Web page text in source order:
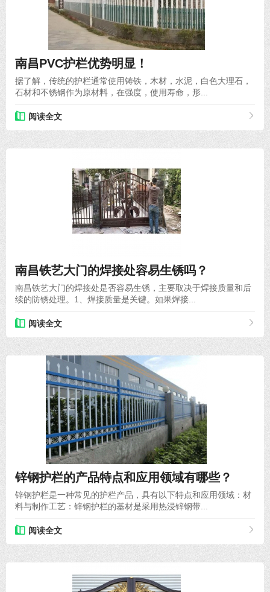
南昌PVC护栏优势明显！
据了解，传统的护栏通常使用铸铁，木材，水泥，白色大理石，
石材和不锈钢作为原材料，在强度，使用寿命，形...
阅读全文
南昌铁艺大门的焊接处容易生锈吗？
南昌铁艺大门的焊接处是否容易生锈，主要取决于焊接质量和后
续的防锈处理。1、焊接质量是关键。如果焊接...
阅读全文
锌钢护栏的产品特点和应用领域有哪些？
锌钢护栏是一种常见的护栏产品，具有以下特点和应用领域：材
料与制作工艺：锌钢护栏的基材是采用热浸锌钢带...
阅读全文